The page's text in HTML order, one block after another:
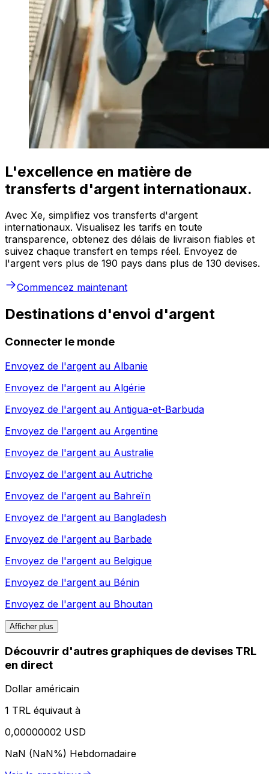
L'excellence en matière de
transferts d'argent internationaux.
Avec Xe, simplifiez vos transferts d'argent
internationaux. Visualisez les tarifs en toute
transparence, obtenez des délais de livraison fiables et
suivez chaque transfert en temps réel. Envoyez de
l'argent vers plus de 190 pays dans plus de 130 devises.
Commencez maintenant
Destinations d'envoi d'argent
Connecter le monde
Envoyez de l'argent au Albanie
Envoyez de l'argent au Algérie
Envoyez de l'argent au Antigua-et-Barbuda
Envoyez de l'argent au Argentine
Envoyez de l'argent au Australie
Envoyez de l'argent au Autriche
Envoyez de l'argent au Bahreïn
Envoyez de l'argent au Bangladesh
Envoyez de l'argent au Barbade
Envoyez de l'argent au Belgique
Envoyez de l'argent au Bénin
Envoyez de l'argent au Bhoutan
Afficher plus
Découvrir d'autres graphiques de devises TRL
en direct
Dollar américain
1 TRL équivaut à
0,00000002 USD
NaN (NaN%) Hebdomadaire